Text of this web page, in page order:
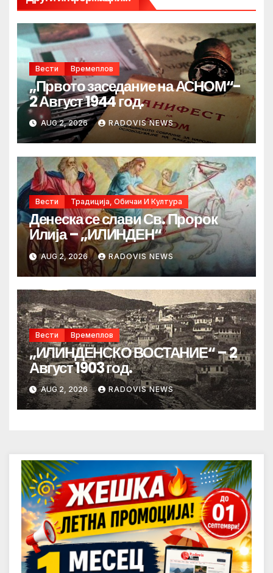
Вести Времеплов
„Првото заседание на АСНОМ“-
2 Август 1944 год.
AUG 2, 2026 RADOVIS NEWS
Вести Традиција, Обичаи И Култура
Денеска се слави Св. Пророк
Илија – „ИЛИНДЕН“
AUG 2, 2026 RADOVIS NEWS
Вести Времеплов
„ИЛИНДЕНСКО ВОСТАНИЕ“ – 2
Август 1903 год.
AUG 2, 2026 RADOVIS NEWS